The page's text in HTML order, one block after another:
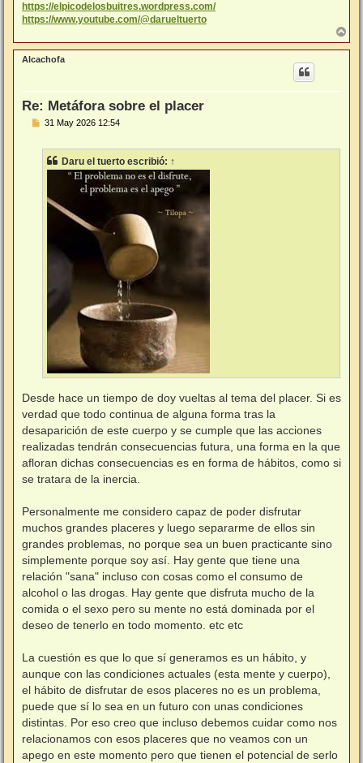
https://elpicodelosbuitres.wordpress.com/
https://www.youtube.com/@darueltuerto
r
r
Alcachofa
Re: Metáfora sobre el placer
M
31 May 2026 12:54
Daru el tuerto escribió: ↑
Desde hace un tiempo de doy vueltas al tema del placer. Si es
verdad que todo continua de alguna forma tras la
desaparición de este cuerpo y se cumple que las acciones
realizadas tendrán consecuencias futura, una forma en la que
afloran dichas consecuencias es en forma de hábitos, como si
se tratara de la inercia.
Personalmente me considero capaz de poder disfrutar
muchos grandes placeres y luego separarme de ellos sin
grandes problemas, no porque sea un buen practicante sino
simplemente porque soy así. Hay gente que tiene una
relación "sana" incluso con cosas como el consumo de
alcohol o las drogas. Hay gente que disfruta mucho de la
comida o el sexo pero su mente no está dominada por el
deseo de tenerlo en todo momento. etc etc
La cuestión es que lo que sí generamos es un hábito, y
aunque con las condiciones actuales (esta mente y cuerpo),
el hábito de disfrutar de esos placeres no es un problema,
puede que sí lo sea en un futuro con unas condiciones
distintas. Por eso creo que incluso debemos cuidar como nos
relacionamos con esos placeres que no veamos con un
apego en este momento pero que tienen el potencial de serlo